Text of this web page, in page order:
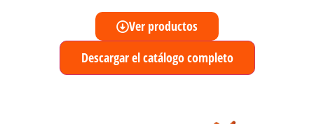
Ver productos
Descargar el catálogo completo